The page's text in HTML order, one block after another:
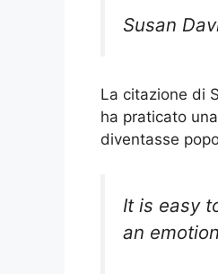
Susan
La citazione di
ha praticato
diventasse
It is easy
an